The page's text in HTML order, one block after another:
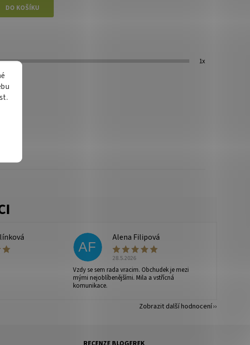
1x
AF
Alena Filipová
28.5.2026
Vzdy se sem rada vracim. Obchudek je mezi
mými nejoblíbenějšími. Mila a vstřícná
komunikace.
Zobrazit další hodnocení